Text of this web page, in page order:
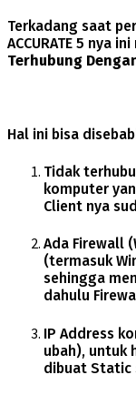
Terkadang saat
ACCURATE 5 nya
Terhubung
Hal ini bisa
Tidak
komputer
Client nya
Ada Firewall
(termasuk
sehingga
dahulu
IP Address
ubah), untuk
dibuat Static